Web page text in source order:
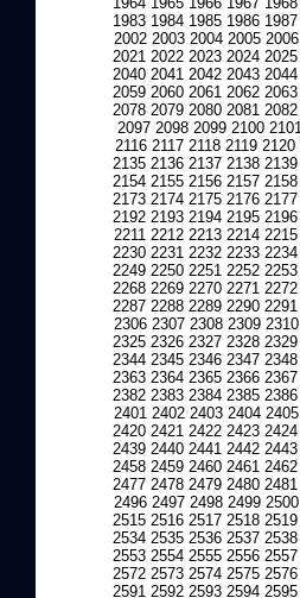
1983 1984 1985 1986 1987
2002 2003 2004 2005 2006
2021 2022 2023 2024 2025
2040 2041 2042 2043 2044
2059 2060 2061 2062 2063
2078 2079 2080 2081 2082
2097 2098 2099 2100 2101
2116 2117 2118 2119 2120
2135 2136 2137 2138 2139
2154 2155 2156 2157 2158
2173 2174 2175 2176 2177
2192 2193 2194 2195 2196
2211 2212 2213 2214 2215
2230 2231 2232 2233 2234
2249 2250 2251 2252 2253
2268 2269 2270 2271 2272
2287 2288 2289 2290 2291
2306 2307 2308 2309 2310
2325 2326 2327 2328 2329
2344 2345 2346 2347 2348
2363 2364 2365 2366 2367
2382 2383 2384 2385 2386
2401 2402 2403 2404 2405
2420 2421 2422 2423 2424
2439 2440 2441 2442 2443
2458 2459 2460 2461 2462
2477 2478 2479 2480 2481
2496 2497 2498 2499 2500
2515 2516 2517 2518 2519
2534 2535 2536 2537 2538
2553 2554 2555 2556 2557
2572 2573 2574 2575 2576
2591 2592 2593 2594 2595